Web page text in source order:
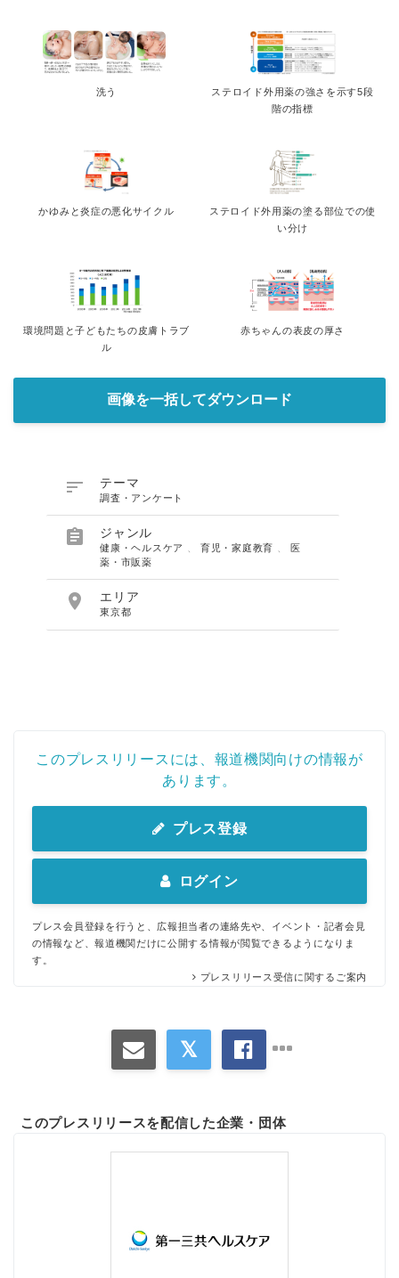
洗う
ステロイド外用薬の強さを示す5段
階の指標
かゆみと炎症の悪化サイクル
ステロイド外用薬の塗る部位での使
い分け
環境問題と子どもたちの皮膚トラブ
ル
赤ちゃんの表皮の厚さ
画像を一括してダウンロード
 テーマ
調査・アンケート
 ジャンル
健康・ヘルスケア 、育児・家庭教育 、医
薬・市販薬
 エリア
東京都
このプレスリリースには、報道機関向けの情報が
あります。
プレス登録
ログイン
プレス会員登録を行うと、広報担当者の連絡先や、イベント・記者会見
の情報など、報道機関だけに公開する情報が閲覧できるようになりま
す。
プレスリリース受信に関するご案内
このプレスリリースを配信した企業・団体